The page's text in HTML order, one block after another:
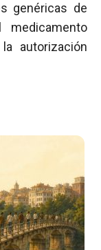
genéricas de
autorización